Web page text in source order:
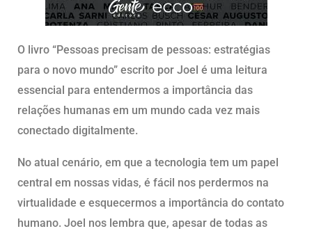
O livro “Pessoas precisam de pessoas: estratégias
para o novo mundo” escrito por Joel é uma leitura
essencial para entendermos a importância das
relações humanas em um mundo cada vez mais
conectado digitalmente.
No atual cenário, em que a tecnologia tem um papel
central em nossas vidas, é fácil nos perdermos na
virtualidade e esquecermos a importância do contato
humano. Joel nos lembra que, apesar de todas as